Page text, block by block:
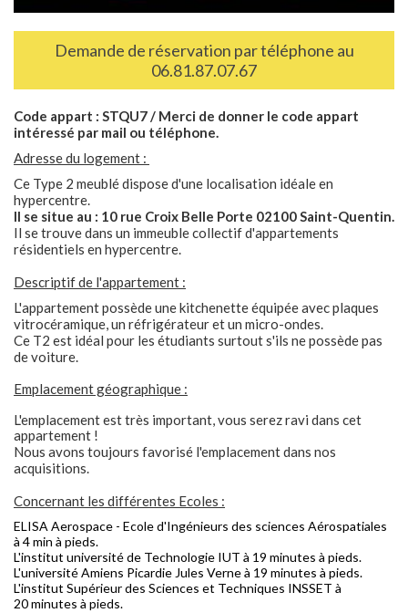
Demande de réservation par téléphone au
06.81.87.07.67
Code appart : STQU7 / Merci de donner le code appart
intéressé par mail ou téléphone.
Adresse du logement :
Ce Type 2 meublé dispose d'une localisation idéale en
hypercentre.
Il se situe au : 10 rue Croix Belle Porte 02100 Saint-Quentin.
Il se trouve dans un immeuble collectif d'appartements
résidentiels en hypercentre.
Descriptif de l'appartement :
L'appartement possède une kitchenette équipée avec plaques
vitrocéramique, un réfrigérateur et un micro-ondes.
Ce T2 est idéal pour les étudiants surtout s'ils ne possède pas
de voiture.
Emplacement géographique :
L'emplacement est très important, vous serez ravi dans cet
appartement !
Nous avons toujours favorisé l'emplacement dans nos
acquisitions.
Concernant les différentes Ecoles :
ELISA Aerospace - Ecole d'Ingénieurs des sciences Aérospatiales
à 4 min à pieds.
L'institut université de Technologie IUT à 19 minutes à pieds.
L'université Amiens Picardie Jules Verne à 19 minutes à pieds.
L'institut Supérieur des Sciences et Techniques INSSET à
20 minutes à pieds.